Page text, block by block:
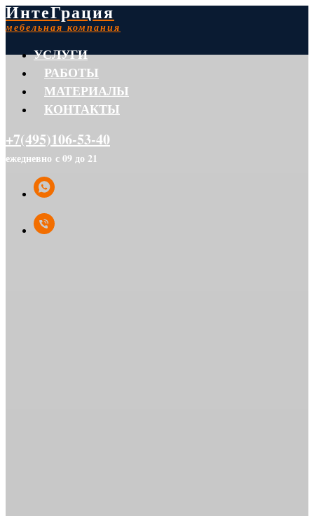
ИнтеГрация
мебельная компания
УСЛУГИ
РАБОТЫ
МАТЕРИАЛЫ
КОНТАКТЫ
+7(495)106-53-40
ежедневно с 09 до 21